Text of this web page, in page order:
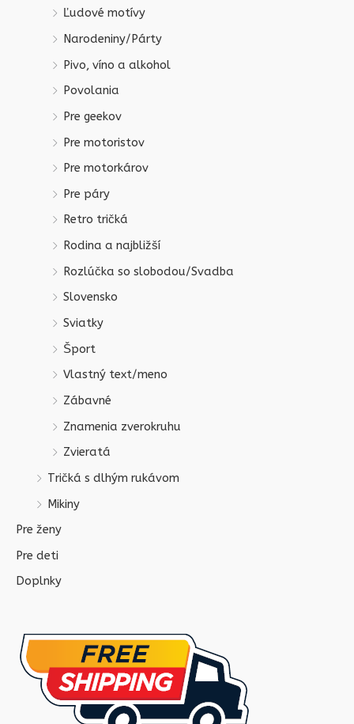
Ľudové motívy
Narodeniny/Párty
Pivo, víno a alkohol
Povolania
Pre geekov
Pre motoristov
Pre motorkárov
Pre páry
Retro tričká
Rodina a najbližší
Rozlúčka so slobodou/Svadba
Slovensko
Sviatky
Šport
Vlastný text/meno
Zábavné
Znamenia zverokruhu
Zvieratá
Tričká s dlhým rukávom
Mikiny
Pre ženy
Pre deti
Doplnky